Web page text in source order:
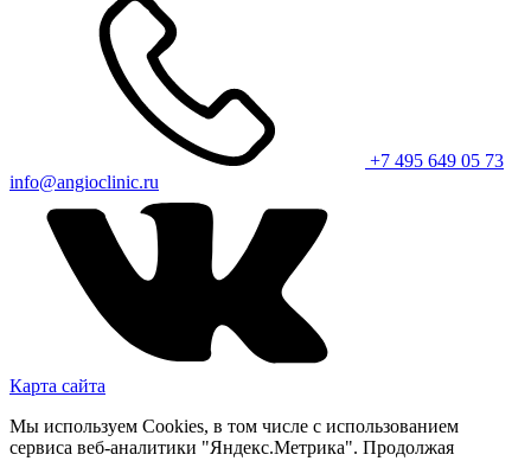
+7 495 649 05 73
info@angioclinic.ru
Карта сайта
Мы используем Cookies, в том числе с использованием
сервиса веб-аналитики "Яндекс.Метрика". Продолжая